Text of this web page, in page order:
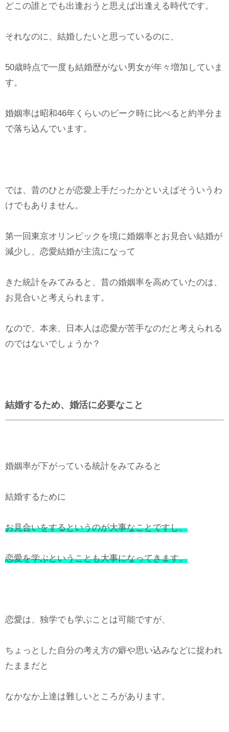
どこの誰とでも出逢おうと思えば出逢える時代です。
それなのに、結婚したいと思っているのに、
50歳時点で一度も結婚歴がない男女が年々増加していま
す。
婚姻率は昭和46年くらいのピーク時に比べると約半分ま
で落ち込んでいます。
では、昔のひとが恋愛上手だったかといえばそういうわ
けでもありません。
第一回東京オリンピックを境に婚姻率とお見合い結婚が
減少し、恋愛結婚が主流になって
きた統計をみてみると、昔の婚姻率を高めていたのは、
お見合いと考えられます。
なので、本来、日本人は恋愛が苦手なのだと考えられる
のではないでしょうか？
結婚するため、婚活に必要なこと
婚姻率が下がっている統計をみてみると
結婚するために
お見合いをするというのが大事なことですし、
恋愛を学ぶということも大事になってきます。
恋愛は、独学でも学ぶことは可能ですが、
ちょっとした自分の考え方の癖や思い込みなどに捉われ
たままだと
なかなか上達は難しいところがあります。